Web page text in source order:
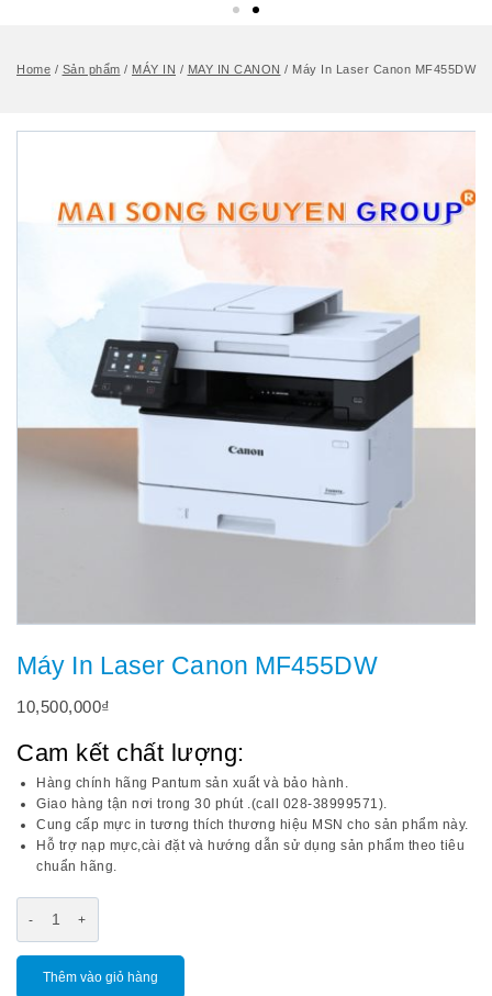
Home / Sản phẩm / MÁY IN / MAY IN CANON / Máy In Laser Canon MF455DW
Máy In Laser Canon MF455DW
10,500,000₫
Cam kết chất lượng:
Hàng chính hãng Pantum sản xuất và bảo hành.
Giao hàng tận nơi trong 30 phút .(call 028-38999571).
Cung cấp mực in tương thích thương hiệu MSN cho sản phẩm này.
Hỗ trợ nạp mực,cài đặt và hướng dẫn sử dụng sản phẩm theo tiêu
chuẩn hãng.
Thêm vào giỏ hàng